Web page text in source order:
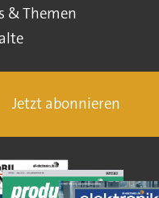
& Themen
Jetzt abonnieren